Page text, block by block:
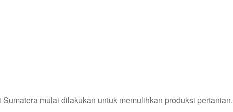
mulai dilakukan untuk memulihkan produksi pertanian.